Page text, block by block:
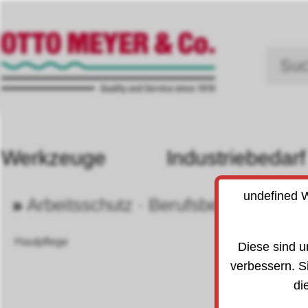
Werkzeuge Industriebedarf
»Arbeitsschutz · Berufsbekleidung
Hautpflege
undefined
Diese sind
verbessern.